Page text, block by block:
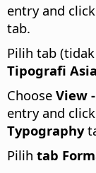
entry and click
tab.
Pilih tab
Tipografi Asia
Choose View
entry and click
Typography
Pilih tab